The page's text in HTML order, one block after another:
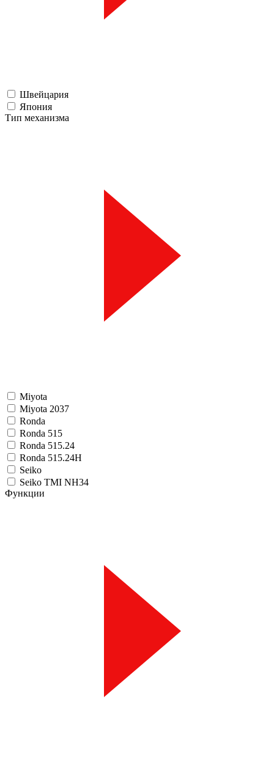
Швейцария
Япония
Тип механизма
Miyota
Miyota 2037
Ronda
Ronda 515
Ronda 515.24
Ronda 515.24H
Seiko
Seiko TMI NH34
Функции